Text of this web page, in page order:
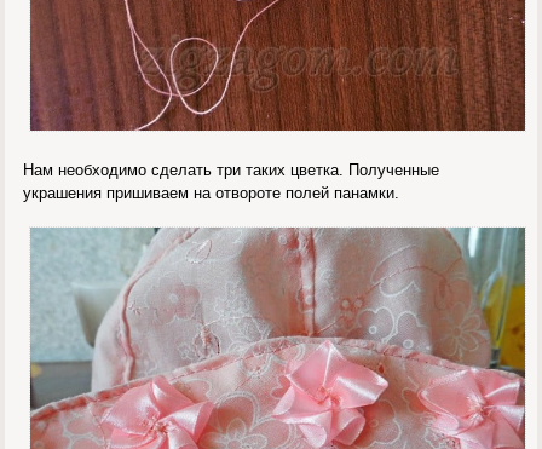
Нам необходимо сделать три таких цветка. Полученные
украшения пришиваем на отвороте полей панамки.